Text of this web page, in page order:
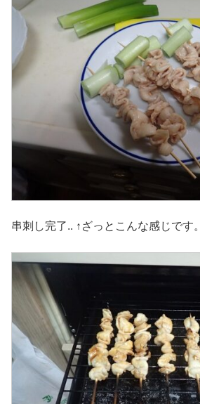
串刺し完了.. ↑ざっとこんな感じです。